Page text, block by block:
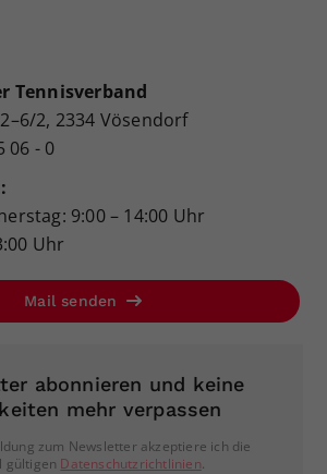
Tennisverband
2, 2334 Vösendorf
06 - 0
9:00 – 14:00 Uhr
Uhr
Mail senden
abonnieren und keine
mehr verpassen
zum Newsletter akzeptiere ich die
gültigen Datenschutzrichtlinien.